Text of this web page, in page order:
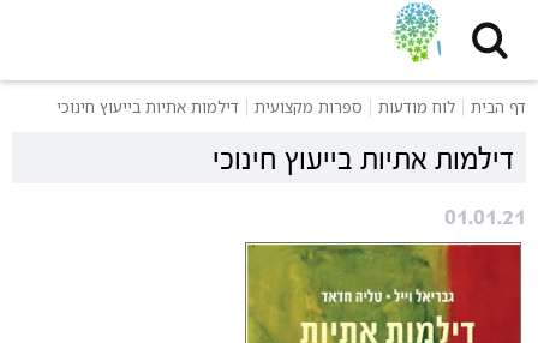
דף הבית לוח מודעות ספרות מקצועית דילמות אתיות בייעוץ חינוכי
דילמות אתיות בייעוץ חינוכי
01.01.21